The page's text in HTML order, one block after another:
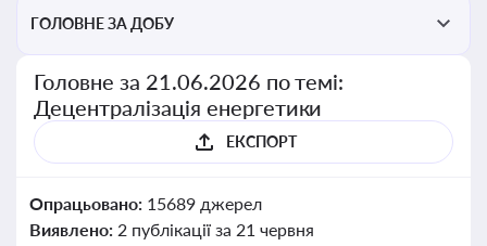
ГОЛОВНЕ ЗА ДОБУ
Головне за 21.06.2026 по темі:
Децентралізація енергетики
ЕКСПОРТ
Опрацьовано: 15689 джерел
Виявлено: 2 публікації за 21 червня